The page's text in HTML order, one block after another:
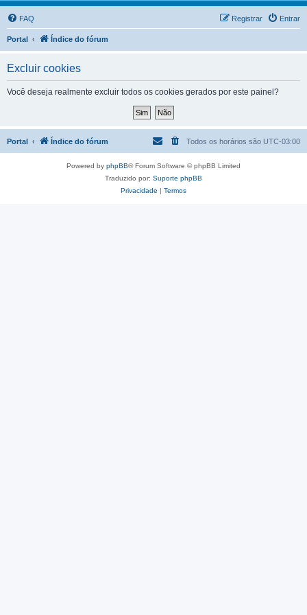
FAQ Entrar
Registrar
Portal Índice do fórum
Excluir cookies
Você deseja realmente excluir todos os cookies gerados por este painel?
Portal Índice do fórum Todos os horários são UTC-03:00
Powered by phpBB® Forum Software © phpBB Limited
Traduzido por: Suporte phpBB
Privacidade | Termos